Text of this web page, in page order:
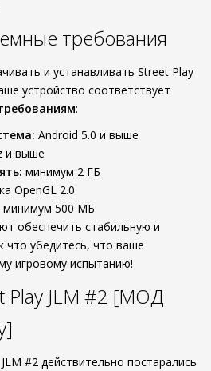
требования
и устанавливать Street Play
устройство соответствует
:
Android 5.0 и выше
и выше
минимум 2 ГБ
OpenGL 2.0
минимум 500 МБ
обеспечить стабильную и
что убедитесь, что ваше
игровому испытанию!
Play JLM #2 [МОД
#2 действительно постарались